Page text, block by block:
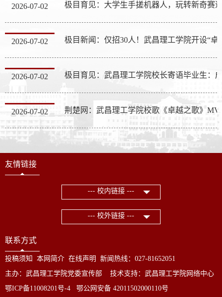
2026-07-02 极目育见：大学生手搓机器人，玩转新奇赛
2026-07-02
2026-07-02
2026-07-02
友情链接
--- 校内链接 ---
--- 校外链接 ---
联系方式
投稿须知 本网简介 在线声明
新闻热线：027-81652051
主办：武昌理工学院党委宣传部 技术支持：武昌理工学院网络中心
鄂ICP备11008201号-4 鄂公网安备 42011502000110号